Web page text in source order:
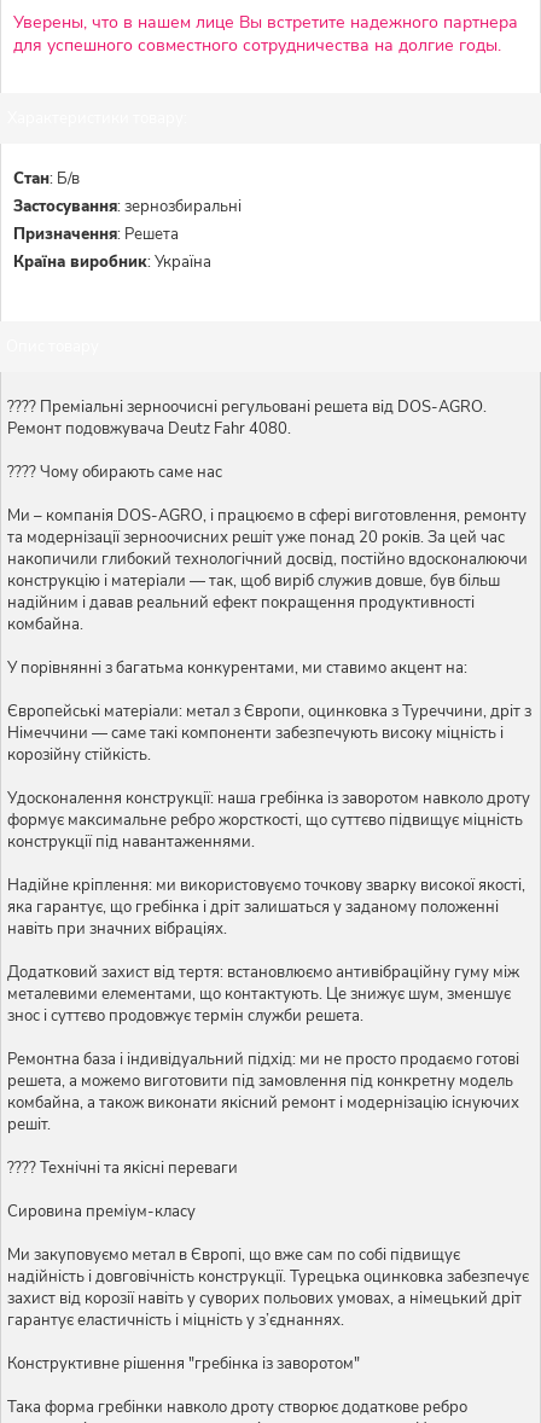
Уверены, что в нашем лице Вы встретите надежного партнера
для успешного совместного сотрудничества на долгие годы.
Стан: Б/в
Застосування:зернозбиральні
Призначення: Решета
Країна виробник:Україна
???? Преміальні зерноочисні регульовані решета від DOS-AGRO.
Ремонт подовжувача Deutz Fahr 4080.
???? Чому обирають саме нас
Ми – компанія DOS-AGRO, і працюємо в сфері виготовлення, ремонту
та модернізації зерноочисних решіт уже понад 20 років. За цей час
накопичили глибокий технологічний досвід, постійно вдосконалюючи
конструкцію і матеріали — так, щоб виріб служив довше, був більш
надійним і давав реальний ефект покращення продуктивності
комбайна.
У порівнянні з багатьма конкурентами, ми ставимо акцент на:
Європейські матеріали: метал з Європи, оцинковка з Туреччини, дріт з
Німеччини — саме такі компоненти забезпечують високу міцність і
корозійну стійкість.
Удосконалення конструкції: наша гребінка із заворотом навколо дроту
формує максимальне ребро жорсткості, що суттєво підвищує міцність
конструкції під навантаженнями.
Надійне кріплення: ми використовуємо точкову зварку високої якості,
яка гарантує, що гребінка і дріт залишаться у заданому положенні
навіть при значних вібраціях.
Додатковий захист від тертя: встановлюємо антивібраційну гуму між
металевими елементами, що контактують. Це знижує шум, зменшує
знос і суттєво продовжує термін служби решета.
Ремонтна база і індивідуальний підхід: ми не просто продаємо готові
решета, а можемо виготовити під замовлення під конкретну модель
комбайна, а також виконати якісний ремонт і модернізацію існуючих
решіт.
???? Технічні та якісні переваги
Сировина преміум-класу
Ми закуповуємо метал в Європі, що вже сам по собі підвищує
надійність і довговічність конструкції. Турецька оцинковка забезпечує
захист від корозії навіть у суворих польових умовах, а німецький дріт
гарантує еластичність і міцність у з’єднаннях.
Конструктивне рішення "гребінка із заворотом"
Така форма гребінки навколо дроту створює додаткове ребро